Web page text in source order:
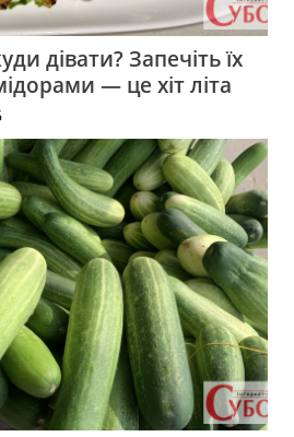
дівати? Запечіть їх
— це хіт літа